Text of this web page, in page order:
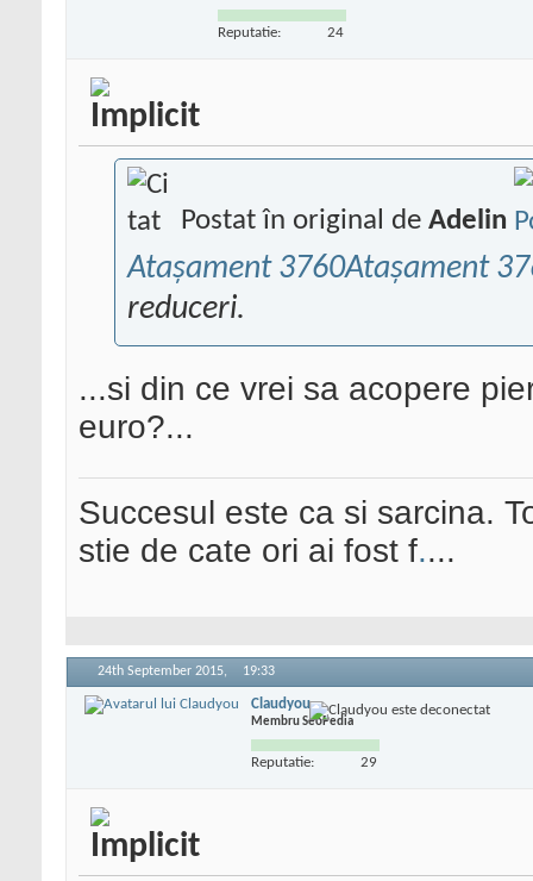
Reputatie: 24
Postat în original de Adelin
Ataşament 3760Ataşament
reduceri.
...si din ce vrei sa acopere
euro?...
Succesul este ca si sarcina.
stie de cate ori ai fost f....
24th September 2015, 19:33
Claudyou
Membru SeoPedia
Reputatie: 29